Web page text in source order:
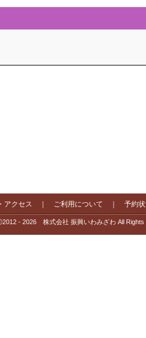
アクセス ご利用について 予約
- 2026 株式会社 振興いわみざわ All Rights